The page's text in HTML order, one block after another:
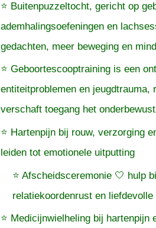
⭐ Buitenpuzzeltocht, gericht op
ademhalingsoefeningen en
gedachten, meer beweging en
⭐ Geboortescooptraining is een
entiteitproblemen en jeugdtrauma,
verschaft toegang het
⭐ Hartenpijn bij rouw, verzorging
leiden tot emotionele uitputting
⭐ Afscheidsceremonie 🤍 hulp
relatiekoordenrust en
⭐ Medicijnwielheling bij hartenpijn